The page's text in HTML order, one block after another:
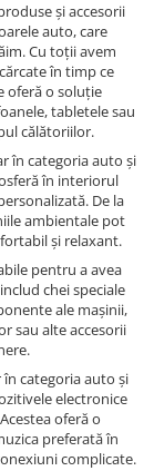
și accesorii
auto, care
Cu toții avem
în timp ce
oferă o soluție
tabletele sau
călătoriilor.
în categoria auto și
în interiorul
De la
ambientale pot
și relaxant.
pentru a avea
chei speciale
ale mașinii,
sau alte accesorii
categoria auto și
electronice
oferă o
preferată în
complicate.